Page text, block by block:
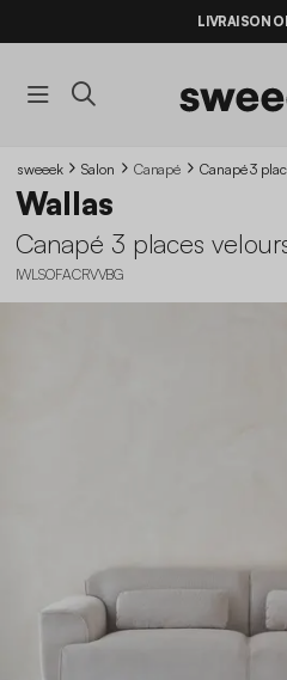
BONS PLANS*
LIVRAISON
sweeek Salon Canapé Canapé 3
Wallas
Canapé 3 places
IWLSOFACRVVBG